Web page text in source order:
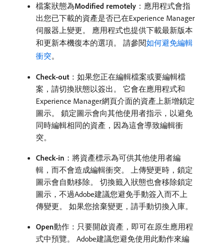
檔案狀態為​Modified remotely ：應用程式會指
出您已下載的資產是否已在Experience Manager
伺服器上變更。 應用程式也提供下載最新版本
和更新本機復本的選項。 請參閱如何避免編輯
衝突。
Check-out ：如果您正在編輯檔案或要編輯檔
案，請切換狀態以簽出。 它會在應用程式和
Experience Manager網頁介面的資產上新增鎖定
圖示。 鎖定圖示會向其他使用者指示，以避免
同時編輯相同的資產，因為這會導致編輯衝
突。
Check-in ：將資產標示為可供其他使用者編
輯，而不會造成編輯衝突。 上傳變更時，鎖定
圖示會自動移除。 切換籤入狀態也會移除鎖定
圖示，不過Adobe建議您避免手動簽入而不上
傳變更。 如果您捨棄變更，請手動切換入庫。
Open​動作：只要開啟資產，即可在原生應用程
式中預覽。 Adobe建議您避免使用此動作來編